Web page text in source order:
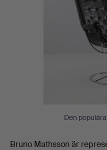
Den
Bruno Mathsson är